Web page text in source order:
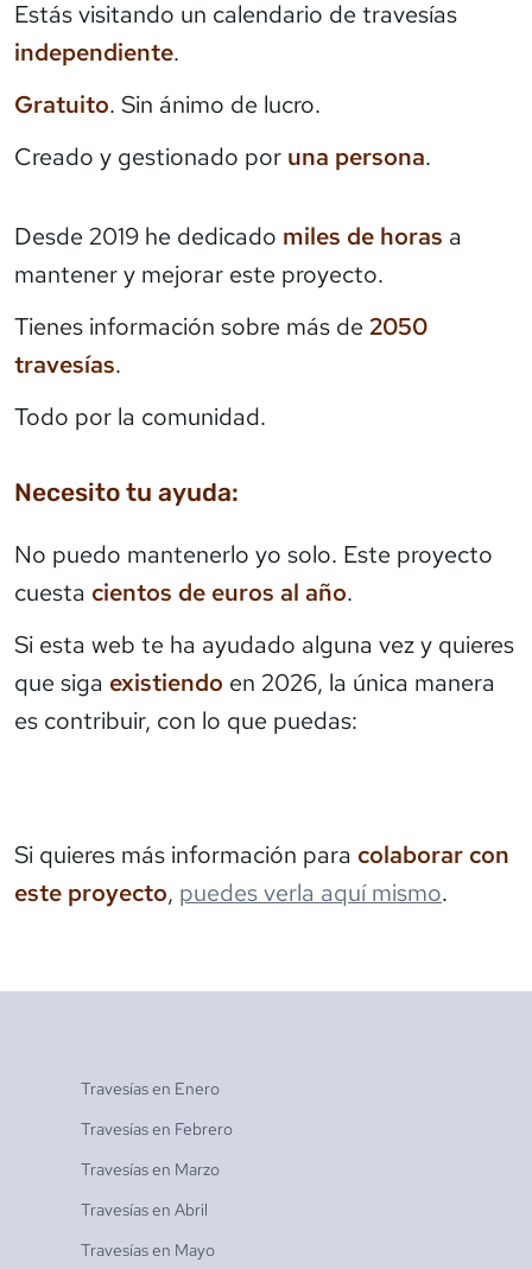
Estás visitando un calendario de travesías
independiente.
Gratuito. Sin ánimo de lucro.
Creado y gestionado por una persona.
Desde 2019 he dedicado miles de horas a
mantener y mejorar este proyecto.
Tienes información sobre más de 2050
travesías.
Todo por la comunidad.
Necesito tu ayuda:
No puedo mantenerlo yo solo. Este proyecto
cuesta cientos de euros al año.
Si esta web te ha ayudado alguna vez y quieres
que siga existiendo en 2026, la única manera
es contribuir, con lo que puedas:
Si quieres más información para colaborar con
este proyecto, puedes verla aquí mismo.
Travesías en Enero
Travesías en Febrero
Travesías en Marzo
Travesías en Abril
Travesías en Mayo